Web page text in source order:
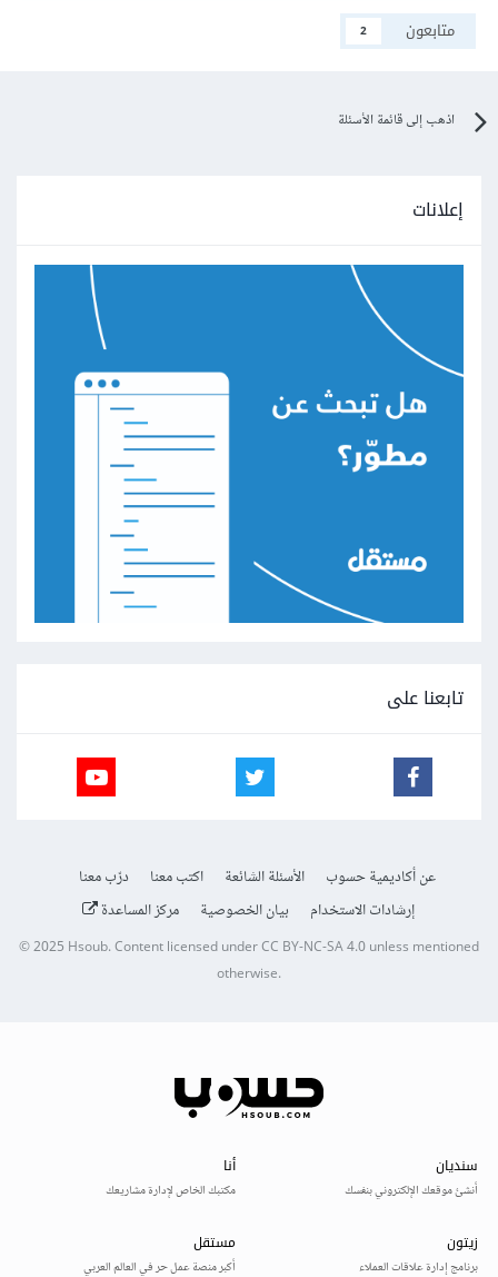
متابعون
2
اذهب إلى قائمة الأسئلة
إعلانات
تابعنا على
عن أكاديمية حسوب الأسئلة الشائعة اكتب معنا
درّب معنا
إرشادات الاستخدام
بيان الخصوصية مركز المساعدة
© 2025Hsoub.Content licensed underCC BY-NC-SA 4.0unless mentioned
otherwise.